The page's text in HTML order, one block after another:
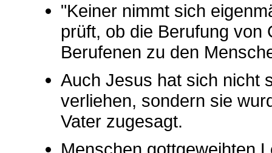
"Keiner nimmt sich
prüft, ob die Berufung von
Berufenen zu den
Auch Jesus hat sich nicht
verliehen, sondern sie
Vater zugesagt.